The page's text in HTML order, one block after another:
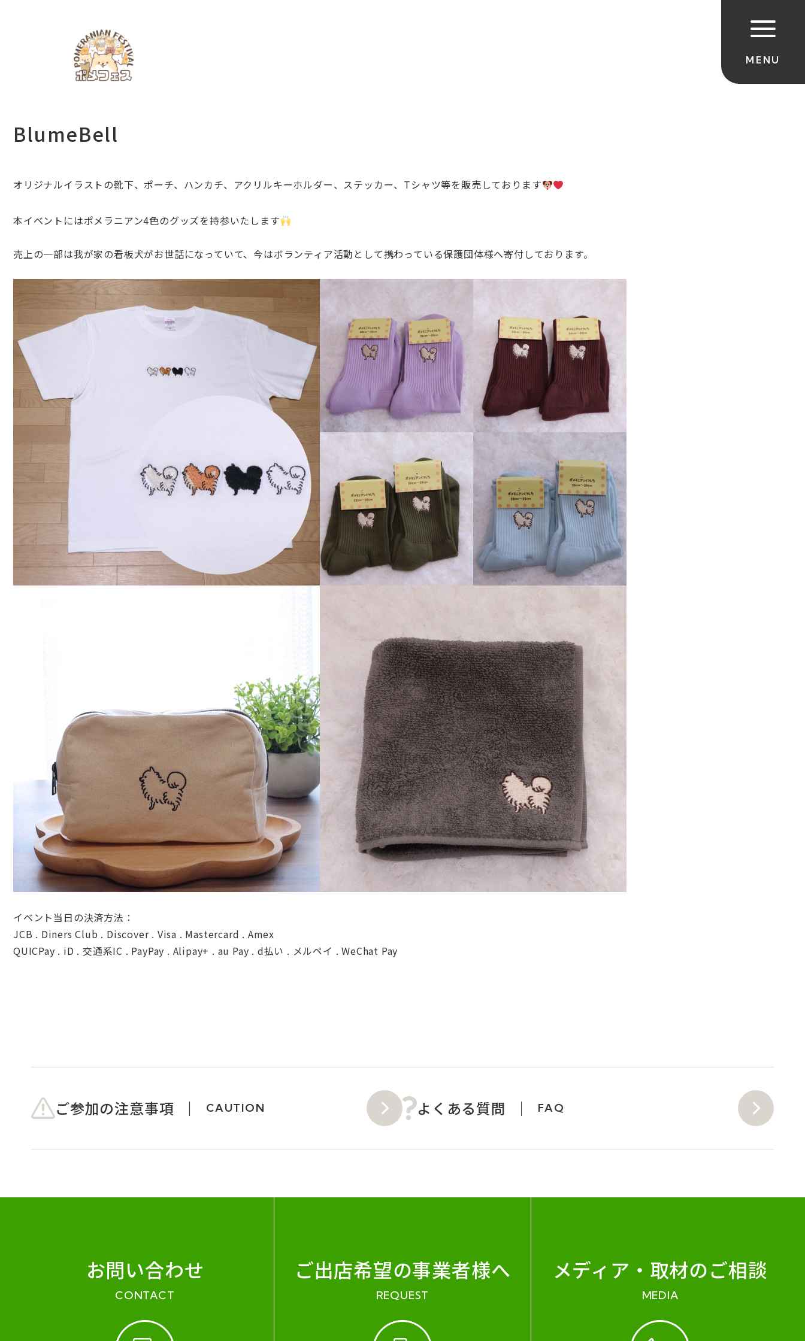
BlumeBell
オリジナルイラストの靴下、ポーチ、ハンカチ、 アクリルキーホルダー、ステッカー、 Tシャツ等を販売しております
本イベントにはポメラニアン4色のグッズを持参いたします
売上の一部は我が家の看板犬がお世話になっていて、今はボランティア活動として携わっている保護団体様へ寄付してお ります。
イベント当日の決済方法：
JCB . Diners Club . Discover . Visa . Mastercard . Amex
QUICPay . iD . 交通系IC . PayPay . Alipay+ . au Pay . d払い . メルペイ . WeChat Pay
ご参加の注意事項 CAUTION よくある質問 FAQ
お問い合わせ
CONTACT
ご出店希望の事業者様へ
REQUEST
メディア・ 取材のご相談
MEDIA